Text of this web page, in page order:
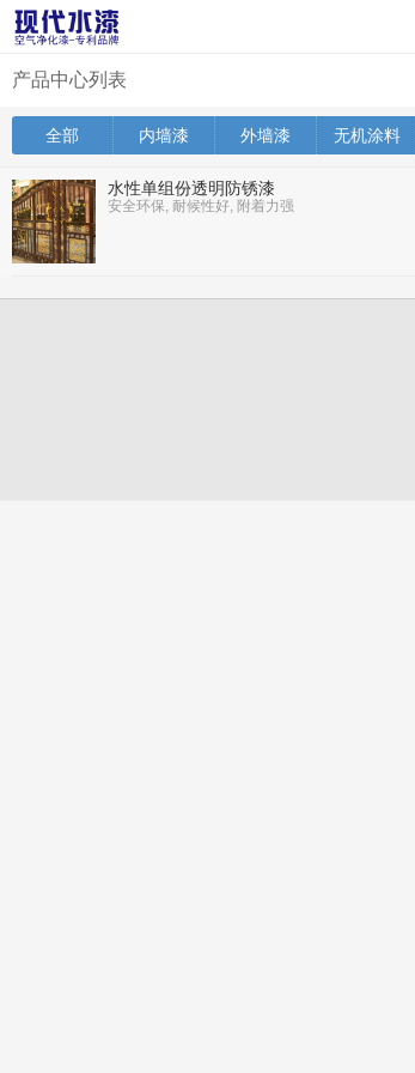
产品中心列表
全部 内墙漆 外墙漆 无机涂料
水性单组份透明防锈漆
安全环保, 耐候性好, 附着力强